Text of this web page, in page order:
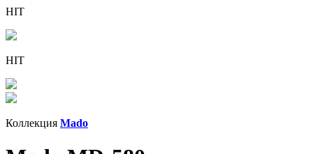
HIT
HIT
Коллекция Mado